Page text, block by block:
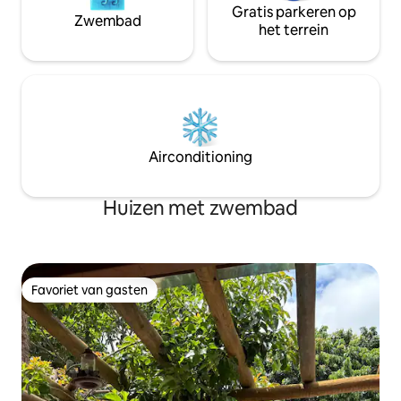
Zwembad
Gratis parkeren op
het terrein
Airconditioning
Huizen met zwembad
Favoriet van gasten
Favoriet van gasten